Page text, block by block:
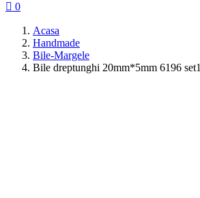
 0
Acasa
Handmade
Bile-Margele
Bile dreptunghi 20mm*5mm 6196 set1